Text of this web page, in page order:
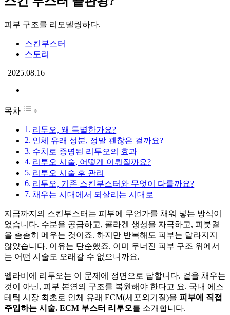
피부 구조를 리모델링하다.
스킨부스터
스토리
| 2025.08.16
목차
리투오, 왜 특별한가요?
인체 유래 성분, 정말 괜찮은 걸까요?
수치로 증명된 리투오의 효과
리투오 시술, 어떻게 이뤄질까요?
리투오 시술 후 관리
리투오, 기존 스킨부스터와 무엇이 다를까요?
채우는 시대에서 되살리는 시대로
지금까지의 스킨부스터는 피부에 무언가를 채워 넣는 방식이
었습니다. 수분을 공급하고, 콜라겐 생성을 자극하고, 피붓결
을 촘촘히 메우는 것이죠. 하지만 반복해도 피부는 달라지지
않았습니다. 이유는 단순했죠. 이미 무너진 피부 구조 위에서
는 어떤 시술도 오래갈 수 없으니까요.
엘라비에 리투오는 이 문제에 정면으로 답합니다. 겉을 채우는
것이 아닌, 피부 본연의 구조를 복원해야 한다고 요. 국내 에스
테틱 시장 최초로 인체 유래 ECM(세포외기질)을 피부에 직접
주입하는 시술. ECM 부스터 리투오를 소개합니다.